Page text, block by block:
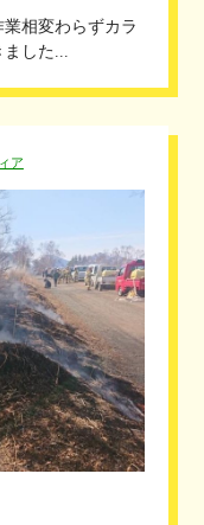
相変わらずカラ
ました...
ア